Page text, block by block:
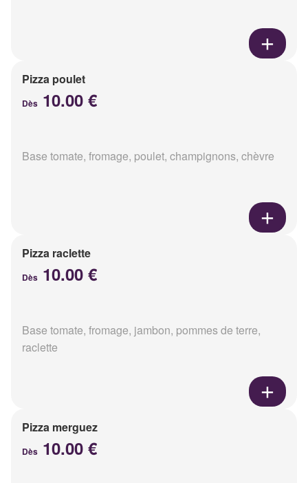
Pizza poulet
Dès 10.00 €
Base tomate, fromage, poulet, champignons, chèvre
Pizza raclette
Dès 10.00 €
Base tomate, fromage, jambon, pommes de terre,
raclette
Pizza merguez
Dès 10.00 €